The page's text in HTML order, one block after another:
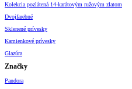
Kolekcia pozlátená 14-karátovým ružovým zlatom
Dvojfarebné
Sklenené prívesky
Kamienkové prívesky
Glazúra
Značky
Pandora